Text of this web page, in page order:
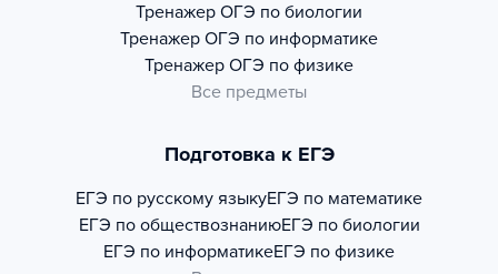
Тренажер ОГЭ по биологии
Тренажер ОГЭ по информатике
Тренажер ОГЭ по физике
Все предметы
Подготовка к ЕГЭ
ЕГЭ по русскому языкуЕГЭ по математике
ЕГЭ по обществознаниюЕГЭ по биологии
ЕГЭ по информатикеЕГЭ по физике